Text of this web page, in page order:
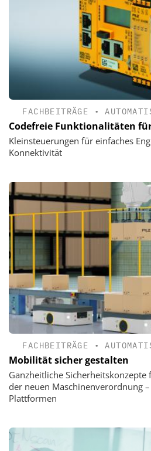
FACHBEITRÄGE •
Codefreie Funktionalitäten
Kleinsteuerungen für einfaches
Konnektivität
FACHBEITRÄGE •
Mobilität sicher gestalten
Ganzheitliche Sicherheitskonzepte
der neuen Maschinenverordnung
Plattformen